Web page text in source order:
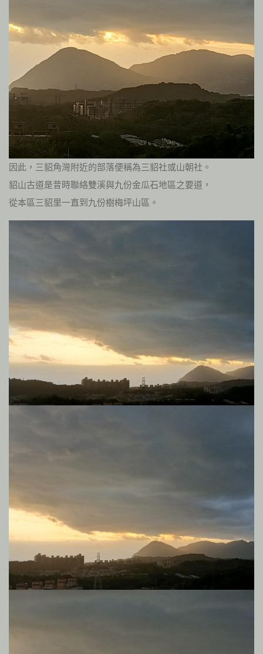
因此，三貂角灣附近的部落便稱為三貂社或山朝社。
貂山古道是昔時聯絡雙溪與九份金瓜石地區之要道，
從本區三貂里一直到九份樹梅坪山區。